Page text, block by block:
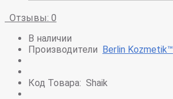
Отзывы: 0
В наличии
Производители Berlin Kozmetik™
Код Товара: Shaik